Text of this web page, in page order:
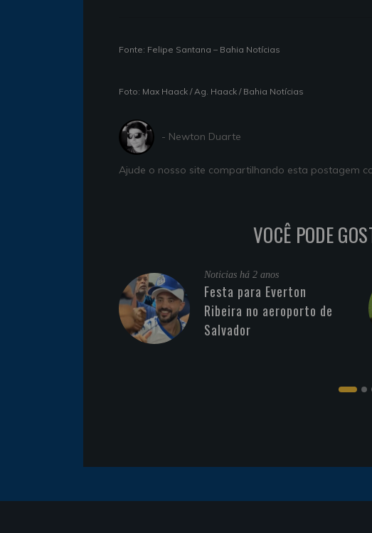
Fonte: Felipe Santana – Bahia Notícias
Foto: Max Haack / Ag. Haack / Bahia Notícias
- Newton Duarte
Ajude o nosso site compartilhando esta postagem
VOCÊ PODE
Noticias há 2 anos
Festa para Everton
Ribeira no aeroporto de
Salvador